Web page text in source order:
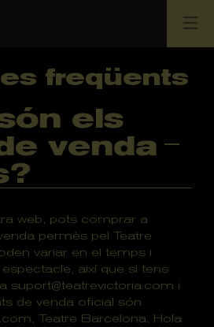
freqüents
els
venda
web, pots comprar a
permès pel Teatre
variar en el temps i
així que si tens
suport@teatrevictoria.com i
de venda oficial són
Teatre Barcelona, Hola